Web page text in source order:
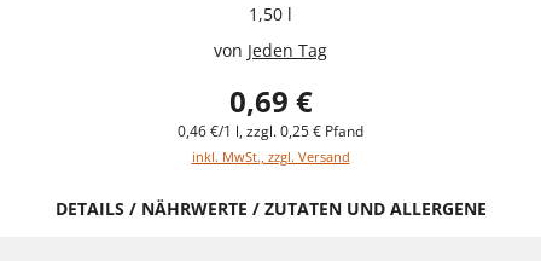
1,50 l
von Jeden Tag
0,69 €
0,46 €/1 l, zzgl. 0,25 € Pfand
inkl. MwSt., zzgl. Versand
DETAILS / NÄHRWERTE / ZUTATEN UND ALLERGENE